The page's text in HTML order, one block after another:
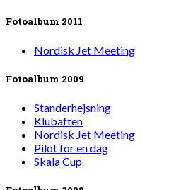
Fotoalbum 2011
Nordisk Jet Meeting
Fotoalbum 2009
Standerhejsning
Klubaften
Nordisk Jet Meeting
Pilot for en dag
Skala Cup